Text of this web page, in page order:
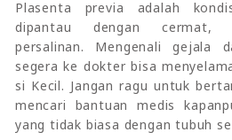
Plasenta previa adalah
dipantau dengan cermat,
persalinan. Mengenali gejala
segera ke dokter bisa
si Kecil. Jangan ragu untuk
mencari bantuan medis
yang tidak biasa dengan tubuh